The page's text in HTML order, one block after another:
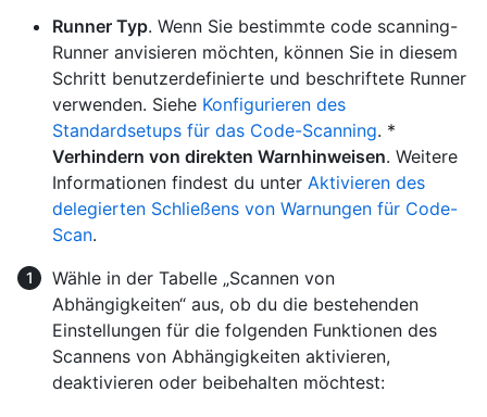
Runner Typ. Wenn Sie bestimmte code scanning-
Runner anvisieren möchten, können Sie in diesem
Schritt benutzerdefinierte und beschriftete Runner
verwenden. Siehe Konfigurieren des
Standardsetups für das Code-Scanning. *
Verhindern von direkten Warnhinweisen. Weitere
Informationen findest du unter Aktivieren des
delegierten Schließens von Warnungen für Code-
Scan.
Wähle in der Tabelle „Scannen von
Abhängigkeiten“ aus, ob du die bestehenden
Einstellungen für die folgenden Funktionen des
Scannens von Abhängigkeiten aktivieren,
deaktivieren oder beibehalten möchtest: